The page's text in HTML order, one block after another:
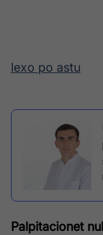
lexo po astu
Palpitacionet